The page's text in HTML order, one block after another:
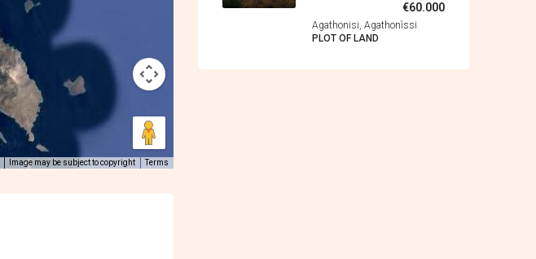
Image may be subject to copyright Terms
€60.000
Agathonisi, Agathonìssi
PLOT OF LAND